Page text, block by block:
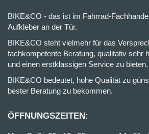
BIKE&CO - das ist im Fahrrad-
Aufkleber an der Tür.
BIKE&CO steht vielmehr für das
fachkompetente Beratung, qualitativ sehr
und einen erstklassigen Service zu bieten.
BIKE&CO bedeutet, hohe Qualität zu
bester Beratung zu bekommen.
ÖFFNUNGSZEITEN: